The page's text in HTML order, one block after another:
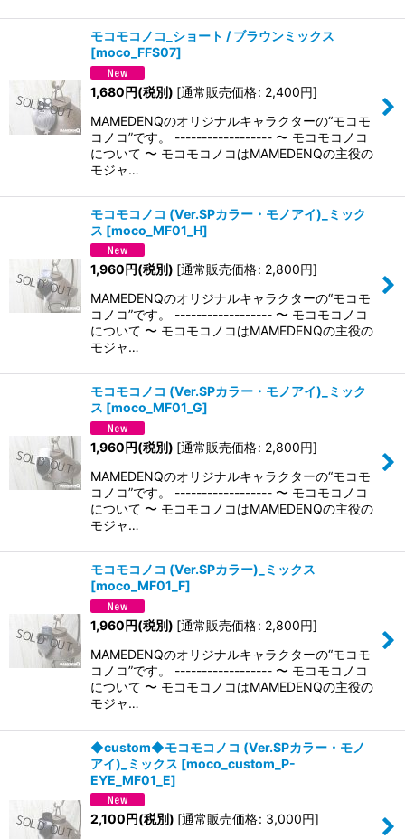
モコモコノコ_ショート / ブラウンミックス
[moco_FFS07]
1,680円(税別) [通常販売価格: 2,400円]
MAMEDENQのオリジナルキャラクターの“モコモ
コノコ”です。 ------------------ 〜 モコモコノコ
について 〜 モコモコノコはMAMEDENQの主役の
モジャ…
モコモコノコ (Ver.SPカラー・モノアイ)_ミック
ス [moco_MF01_H]
1,960 円(税別) [通常販売価格: 2,800円]
MAMEDENQのオリジナルキャラクターの“モコモ
コノコ”です。 ------------------ 〜 モコモコノコ
について 〜 モコモコノコはMAMEDENQの主役の
モジャ…
モコモコノコ (Ver.SPカラー・モノアイ)_ミック
ス [moco_MF01_G]
1,960円(税別) [通常販売価格: 2,800円]
MAMEDENQのオリジナルキャラクターの“モコモ
コノコ”です。 ------------------ 〜 モコモコノコ
について 〜 モコモコノコはMAMEDENQの主役の
モジャ…
モコモコノコ (Ver.SPカラー)_ミックス
[moco_MF01_F]
1,960円(税別) [通常販売価格: 2,800円]
MAMEDENQのオリジナルキャラクターの“モコモ
コノコ”です。 ------------------ 〜 モコモコノコ
について 〜 モコモコノコはMAMEDENQの主役の
モジャ…
◆custom◆モコモコノコ (Ver.SPカラー・モノ
アイ)_ミックス [moco_custom_P-
EYE_MF01_E]
2,100 円(税別) [通常販売価格: 3,000円]